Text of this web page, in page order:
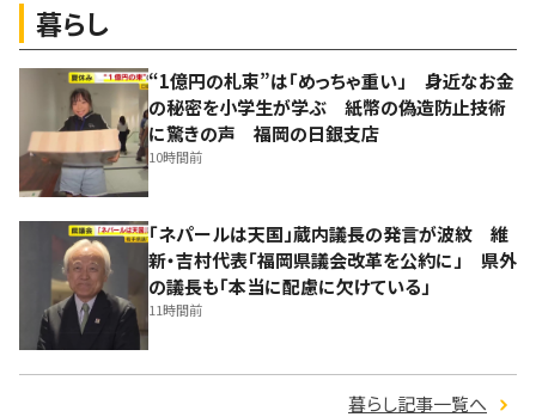
暮らし
“1億円の札束”は「めっちゃ重い」 身近なお金
の秘密を小学生が学ぶ 紙幣の偽造防止技術
に驚きの声 福岡の日銀支店
10時間前
「ネパールは天国」蔵内議長の発言が波紋 維
新・吉村代表「福岡県議会改革を公約に」 県外
の議長も「本当に配慮に欠けている」
11時間前
暮らし記事一覧へ